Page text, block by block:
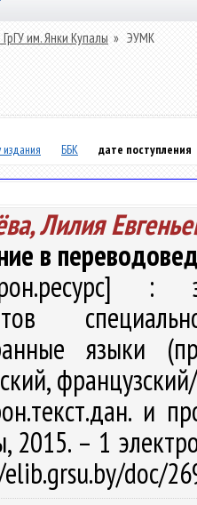
им. Янки Купалы » ЭУМК
издания ББК дате поступления
Лилия
в
:
языки
и
2015. – 1
doc/